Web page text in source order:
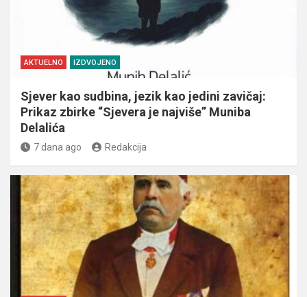
AKTUELNO IZDVOJENO
Sjever kao sudbina, jezik kao jedini zavičaj:
Prikaz zbirke “Sjevera je najviše” Muniba
Delalića
7 dana ago Redakcija